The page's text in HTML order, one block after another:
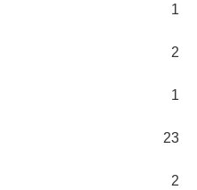
1
2
1
23
2